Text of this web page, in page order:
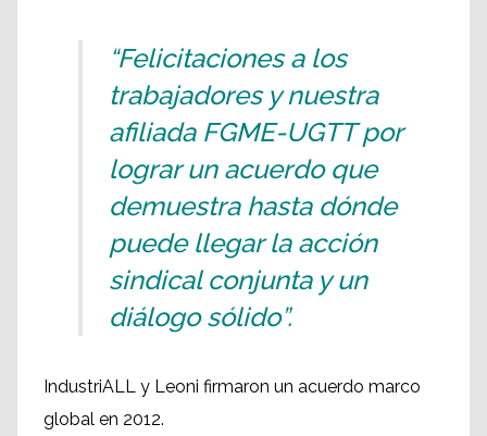
“Felicitaciones a los
trabajadores y nuestra
afiliada FGME-UGTT por
lograr un acuerdo que
demuestra hasta dónde
puede llegar la acción
sindical conjunta y un
diálogo sólido”.
IndustriALL y Leoni firmaron un acuerdo marco
global en 2012.